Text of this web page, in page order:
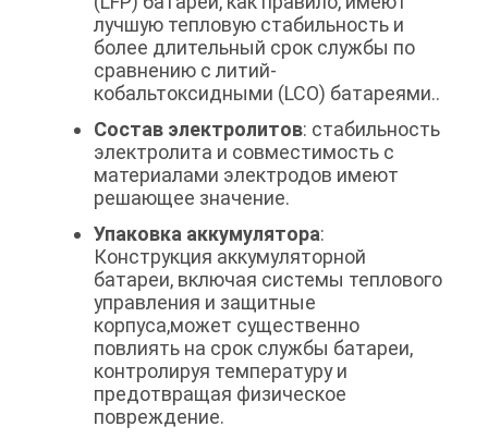
лучшую тепловую стабильность и
более длительный срок службы по
сравнению с литий-
кобальтоксидными (LCO) батареями..
Состав электролитов: стабильность
электролита и совместимость с
материалами электродов имеют
решающее значение.
Упаковка аккумулятора:
Конструкция аккумуляторной
батареи, включая системы теплового
управления и защитные
корпуса,может существенно
повлиять на срок службы батареи,
контролируя температуру и
предотвращая физическое
повреждение.